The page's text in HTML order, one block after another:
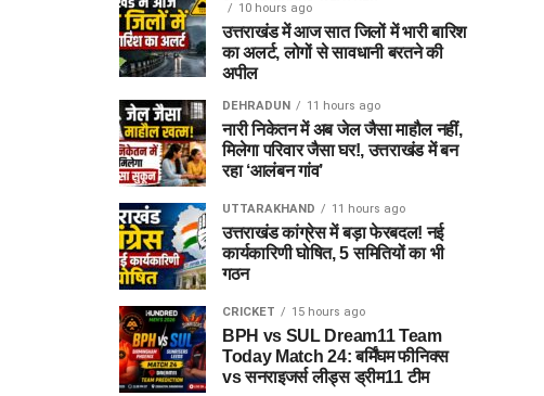
10 hours ago
उत्तराखंड में आज सात जिलों में भारी बारिश
का अलर्ट, लोगों से सावधानी बरतने की
अपील
DEHRADUN 11 hours ago
नारी निकेतन में अब जेल जैसा माहौल नहीं,
मिलेगा परिवार जैसा घर!, उत्तराखंड में बन
रहा ‘आलंबन गांव’
UTTARAKHAND 11 hours ago
उत्तराखंड कांग्रेस में बड़ा फेरबदल! नई
कार्यकारिणी घोषित, 5 समितियों का भी
गठन
CRICKET 15 hours ago
BPH vs SUL Dream11 Team
Today Match 24: बर्मिंघम फीनिक्स
vs सनराइजर्स लीड्स ड्रीम11 टीम